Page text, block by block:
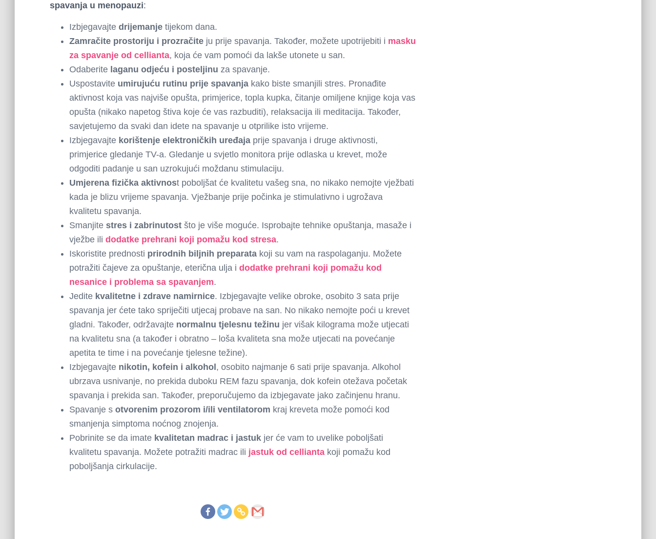
spavanja u menopauzi:
Izbjegavajte drijemanje tijekom dana.
Zamračite prostoriju i prozračite ju prije spavanja. Također, možete upotrijebiti i masku
za spavanje od cellianta, koja će vam pomoći da lakše utonete u san.
Odaberite laganu odjeću i posteljinu za spavanje.
Uspostavite umirujuću rutinu prije spavanja kako biste smanjili stres. Pronađite
aktivnost koja vas najviše opušta, primjerice, topla kupka, čitanje omiljene knjige koja vas
opušta (nikako napetog štiva koje će vas razbuditi), relaksacija ili meditacija. Također,
savjetujemo da svaki dan idete na spavanje u otprilike isto vrijeme.
Izbjegavajte korištenje elektroničkih uređaja prije spavanja i druge aktivnosti,
primjerice gledanje TV-a. Gledanje u svjetlo monitora prije odlaska u krevet, može
odgoditi padanje u san uzrokujući moždanu stimulaciju.
Umjerena fizička aktivnost poboljšat će kvalitetu vašeg sna, no nikako nemojte vježbati
kada je blizu vrijeme spavanja. Vježbanje prije počinka je stimulativno i ugrožava
kvalitetu spavanja.
Smanjite stres i zabrinutost što je više moguće. Isprobajte tehnike opuštanja, masaže i
vježbe ili dodatke prehrani koji pomažu kod stresa.
Iskoristite prednosti prirodnih biljnih preparata koji su vam na raspolaganju. Možete
potražiti čajeve za opuštanje, eterična ulja i dodatke prehrani koji pomažu kod
nesanice i problema sa spavanjem.
Jedite kvalitetne i zdrave namirnice. Izbjegavajte velike obroke, osobito 3 sata prije
spavanja jer ćete tako spriječiti utjecaj probave na san. No nikako nemojte poći u krevet
gladni. Također, održavajte normalnu tjelesnu težinu jer višak kilograma može utjecati
na kvalitetu sna (a također i obratno – loša kvaliteta sna može utjecati na povećanje
apetita te time i na povećanje tjelesne težine).
Izbjegavajte nikotin, kofein i alkohol , osobito najmanje 6 sati prije spavanja. Alkohol
ubrzava usnivanje, no prekida duboku REM fazu spavanja, dok kofein otežava početak
spavanja i prekida san. Također, preporučujemo da izbjegavate jako začinjenu hranu.
Spavanje s otvorenim prozorom i/ili ventilatorom kraj kreveta može pomoći kod
smanjenja simptoma noćnog znojenja.
Pobrinite se da imate kvalitetan madrac i jastuk jer će vam to uvelike poboljšati
kvalitetu spavanja. Možete potražiti madrac ili jastuk od cellianta koji pomažu kod
poboljšanja cirkulacije.